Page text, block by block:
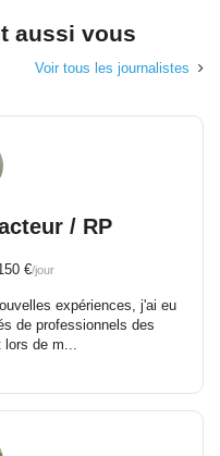
aussi vous
Voir tous les journalistes
/ RP
€/jour
expériences, j'ai eu
de professionnels des
de m...